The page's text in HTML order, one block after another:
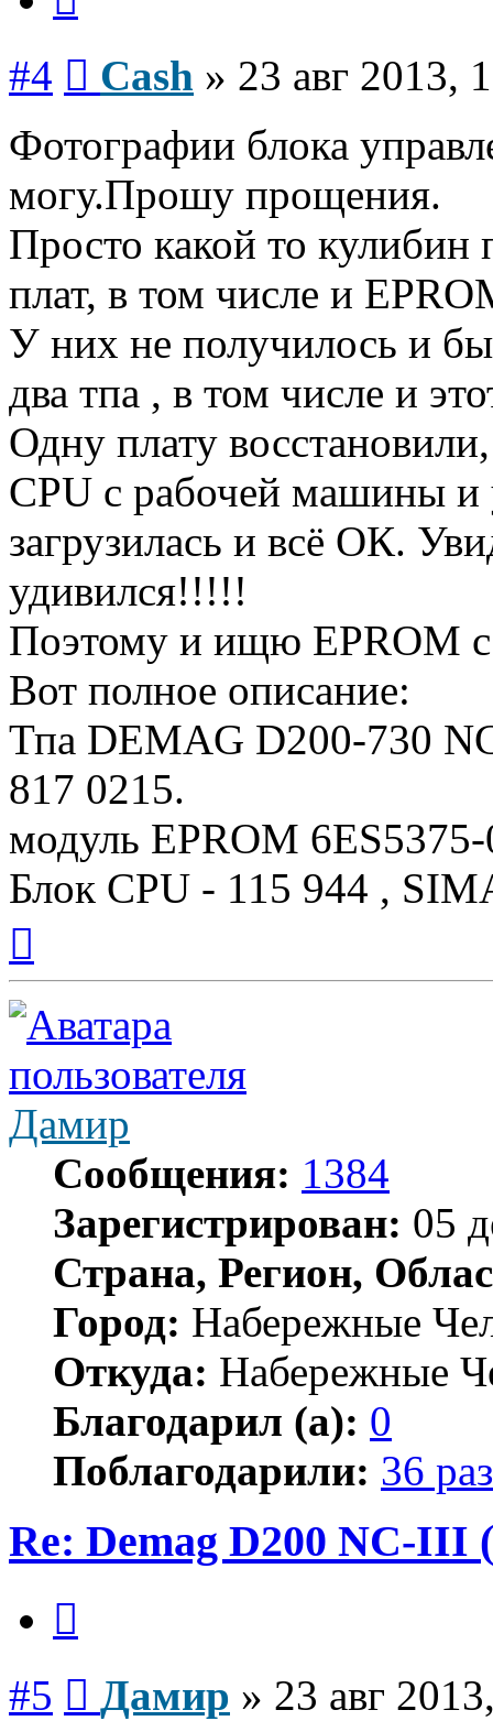
#4 Cash » 23 авг 2013,
Фотографии блока
могу.Прошу прощения.
Просто какой то кулибин
плат, в том числе и
У них не получилось и
два тпа , в том числе и
Одну плату
CPU с рабочей машины и
загрузилась и всё ОК.
удивился!!!!!
Поэтому и ищю EPROM
Вот полное описание:
Тпа DEMAG D200-730
817 0215.
модуль EPROM
Блок CPU - 115 944 ,
началу
Дамир
Сообщения: 1384
Зарегистрирован: 05
Страна, Регион,
Город: Набережные
Откуда: Набережные
Благодарил (а): 0
Поблагодарили: 36 раз
Re: Demag D200 NC-III
#5 Дамир » 23 авг